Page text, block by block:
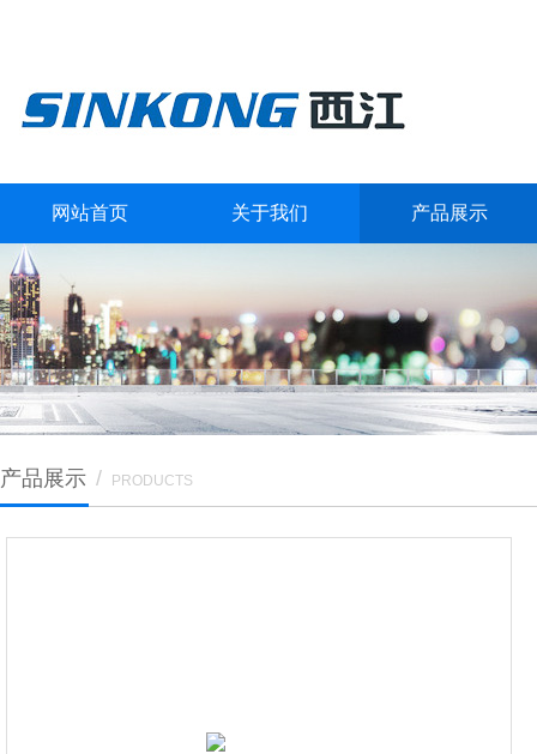
网站首页 关于我们 产品展示
产品展示 / PRODUCTS